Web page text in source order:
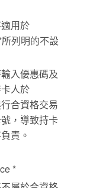
用於
列明的不設
入優惠碼及
人於
合資格交易
，導致持卡
責。
*